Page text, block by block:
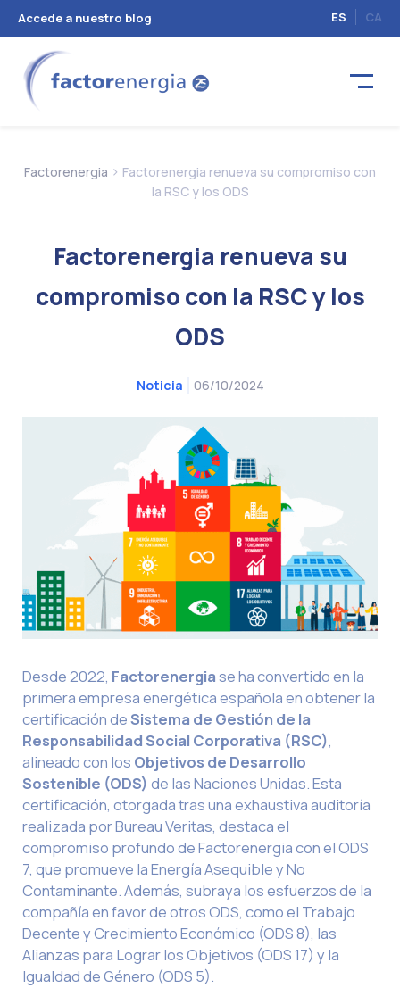
Accede a nuestro blog ES CA
Factorenergia > Factorenergia renueva su compromiso con
la RSC y los ODS
Factorenergia renueva su
compromiso con la RSC y los
ODS
Noticia 06/10/2024
Desde 2022, Factorenergiase ha convertido en la
primera empresa energética española en obtener la
certificación deSistema de Gestión de la
Responsabilidad Social Corporativa (RSC),
alineado con los Objetivos de Desarrollo
Sostenible (ODS) de las Naciones Unidas. Esta
certificación, otorgada tras una exhaustiva auditoría
realizada por Bureau Veritas, destaca el
compromiso profundo de Factorenergia con el ODS
7, que promueve la Energía Asequible y No
Contaminante. Además, subraya los esfuerzos de la
compañía en favor de otros ODS, como el Trabajo
Decente y Crecimiento Económico (ODS 8), las
Alianzas para Lograr los Objetivos (ODS 17) y la
Igualdad de Género (ODS 5).